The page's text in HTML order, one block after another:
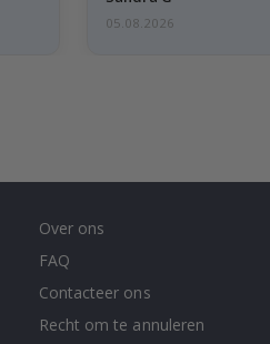
05.08.2026
Over ons
FAQ
Contacteer ons
Recht om te annuleren